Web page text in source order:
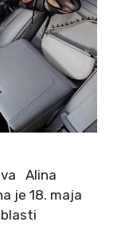
Alina
je 18. maja